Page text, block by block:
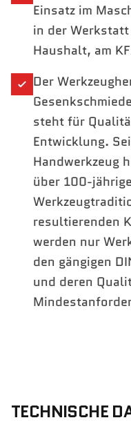
Einsatz im
in der
Haushalt, am
Der
steht für
Entwicklung.
Handwerkzeug
über 100-
resultierenden
werden nur
den gängigen
und deren
TECHNISCHE